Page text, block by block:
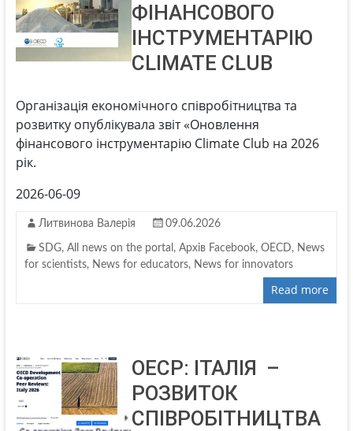
ФІНАНСОВОГО
ІНСТРУМЕНТАРІЮ
CLIMATE CLUB
Організація економічного співробітництва та
розвитку опублікувала звіт «Оновлення
фінансового інструментарію Climate Club на 2026
рік.
2026-06-09
Литвинова Валерія 09.06.2026
SDG, All news on the portal , Архів Facebook, OECD, News
for scientists, News for educators, News for innovators
Read more
ОЕСР: ІТАЛІЯ –
РОЗВИТОК
СПІВРОБІТНИЦТВА